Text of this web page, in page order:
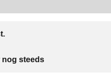
nog steeds